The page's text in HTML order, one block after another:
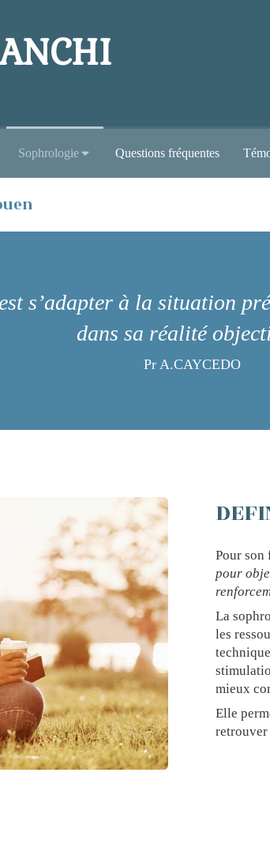
Sophrologie Questions fréquentes
s’adapter à la situation
dans sa réalité
Pr A.CAYCEDO
Pour son
pour
La
les
mieux
Elle
retrouver